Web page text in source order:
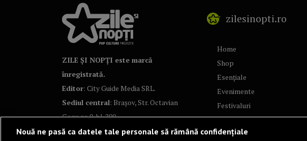
ZILE ȘI NOPȚI este marcă
înregistrată.
Editor: City Guide Media SRL.
Sediul central: Brașov, Str. Octavian
Goga nr. 9, bl. 290
zilesinopti.ro
Home
Shop
Esențiale
Evenimente
Festivaluri
Concerte
Artă & Cultură
Nouă ne pasă ca datele tale personale să rămână confidențiale